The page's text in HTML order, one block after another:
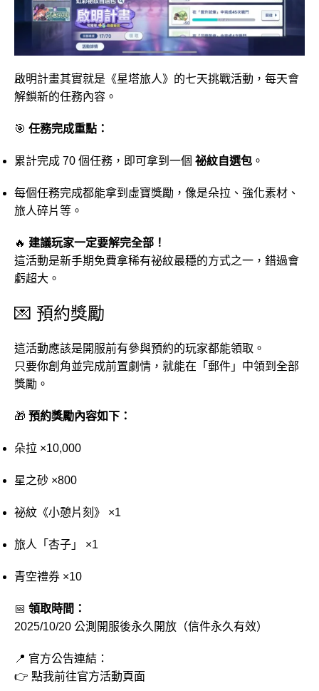
啟明計畫其實就是《星塔旅人》的七天挑戰活動，每天會
解鎖新的任務內容。
🎯 任務完成重點：
累計完成 70 個任務，即可拿到一個 祕紋自選包 。
每個任務完成都能拿到虛寶獎勵，像是朵拉、強化素材、
旅人碎片等。
🔥 建議玩家一定要解完全部！
這活動是新手期免費拿稀有祕紋最穩的方式之一，錯過會
虧超大。
💌 預約獎勵
這活動應該是開服前有參與預約的玩家都能領取。
只要你創角並完成前置劇情，就能在「郵件」中領到全部
獎勵。
🎁 預約獎勵內容如下：
朵拉 ×10,000
星之砂 ×800
祕紋《小憩片刻》 ×1
旅人「杏子」 ×1
青空禮券 ×10
📅 領取時間：
2025/10/20 公測開服後永久開放（信件永久有效）
📍 官方公告連結：
👉 點我前往官方活動頁面